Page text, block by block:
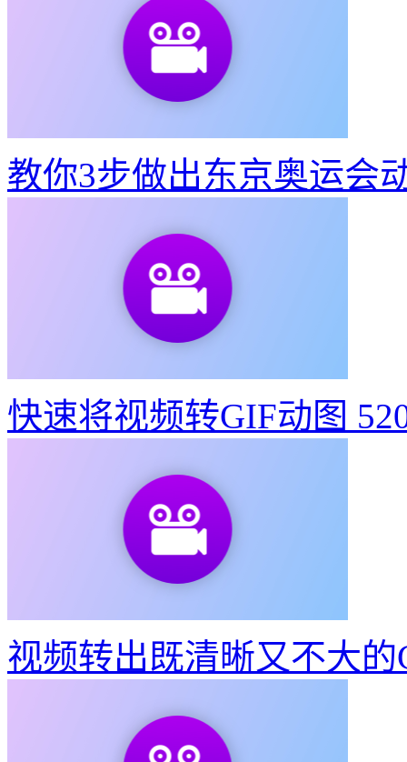
教你3步做出东京奥运会
快速将视频转GIF动图
视频转出既清晰又不大的